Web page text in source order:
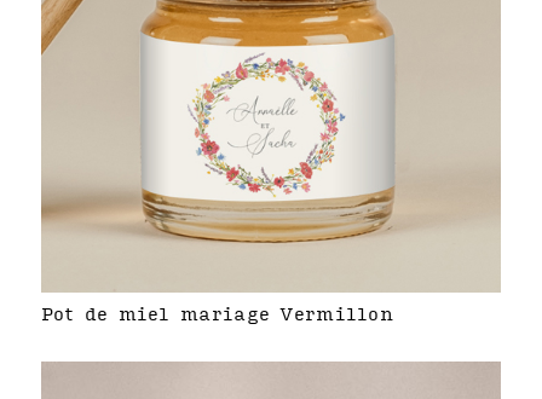
Pot de miel mariage Vermillon